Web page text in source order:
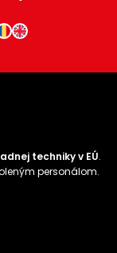
techniky v EÚ.
personálom.